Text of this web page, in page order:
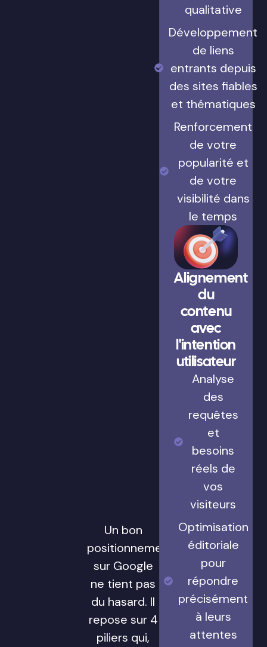
Un bon
positionnement
sur Google
ne tient pas
du hasard. Il
repose sur 4
piliers qui,
qualitative
Développement
de liens
entrants depuis
des sites fiables
et thématiques
Renforcement
de votre
popularité et
de votre
visibilité dans
le temps
Alignement
du
contenu
avec
l'intention
utilisateur
Analyse
des
requêtes
et
besoins
réels de
vos
visiteurs
Optimisation
éditoriale
pour
répondre
précisément
à leurs
attentes